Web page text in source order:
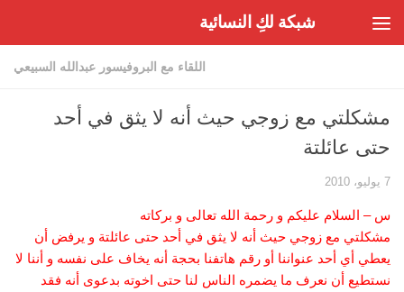
شبكة لكِ النسائية
اللقاء مع البروفيسور عبدالله السبيعي
مشكلتي مع زوجي حيث أنه لا يثق في أحد
حتى عائلتة
7 يوليو، 2010
س – السلام عليكم و رحمة الله تعالى و بركاته
مشكلتي مع زوجي حيث أنه لا يثق في أحد حتى عائلتة و يرفض أن
يعطي أي أحد عنواننا أو رقم هاتفنا بحجة أنه يخاف على نفسه و أننا لا
نستطيع أن نعرف ما يضمره الناس لنا حتى اخوته بدعوى أنه فقد